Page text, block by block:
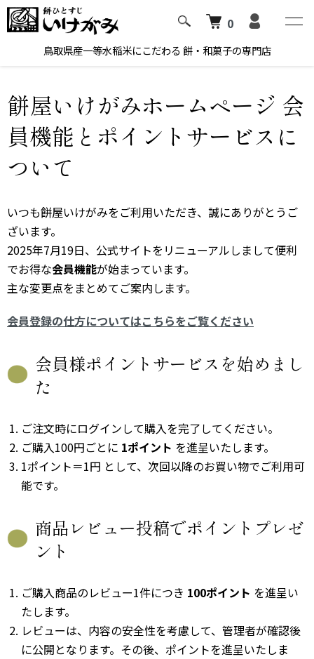
0
鳥取県産一等水稲米にこだわる 餅・和菓子の専門店
餅屋いけがみホームページ 会員機能とポイントサービスについて
餅屋いけがみホームページ 会
員機能とポイントサービスに
ついて
いつも餅屋いけがみをご利用いただき、誠にありがとうご
ざいます。
2025年7月19日、公式サイトをリニューアルしまして便利
でお得な会員機能が始まっています。
主な変更点をまとめてご案内します。
会員登録の仕方についてはこちらをご覧ください
会員様ポイントサービスを始めまし
た
ご注文時にログインして購入を完了してください。
ご購入100円ごとに 1ポイント を進呈いたします。
1ポイント＝1円 として、次回以降のお買い物でご利用可
能です。
商品レビュー投稿でポイントプレゼ
ント
ご購入商品のレビュー1件につき 100ポイント を進呈い
たします。
レビューは、内容の安全性を考慮して、管理者が確認後
に公開となります。その後、ポイントを進呈いたしま